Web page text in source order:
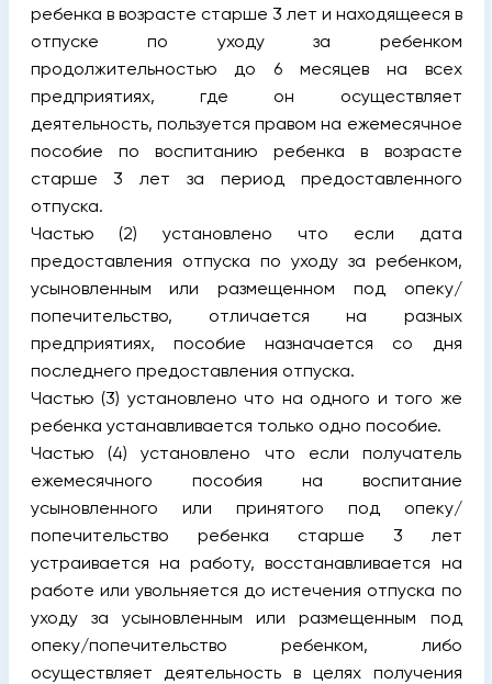
ребенка в возрасте старше 3 лет и находящееся в
отпуске по уходу за ребенком
продолжительностью до 6 месяцев на всех
предприятиях, где он осуществляет
деятельность, пользуется правом на ежемесячное
пособие по воспитанию ребенка в возрасте
старше 3 лет за период предоставленного
отпуска.
Частью (2) установлено что если дата
предоставления отпуска по уходу за ребенком,
усыновленным или размещенном под опеку/
попечительство, отличается на разных
предприятиях, пособие назначается со дня
последнего предоставления отпуска.
Частью (3) установлено что на одного и того же
ребенка устанавливается только одно пособие.
Частью (4) установлено что если получатель
ежемесячного пособия на воспитание
усыновленного или принятого под опеку/
попечительство ребенка старше 3 лет
устраивается на работу, восстанавливается на
работе или увольняется до истечения отпуска по
уходу за усыновленным или размещенным под
опеку/попечительство ребенком, либо
осуществляет деятельность в целях получения